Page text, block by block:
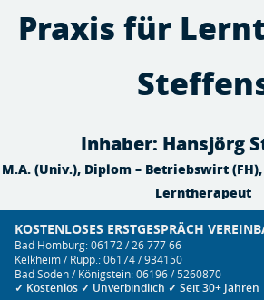
Inhalt
KOSTENLOSES ERSTGESPRÄCH
Bad Homburg: 06172 / 26 777 66
Kelkheim / Rupp.: 06174 / 934150
Bad Soden / Königstein: 06196 / 5260870
✓ Kostenlos ✓ Unverbindlich ✓ Seit 30+ Jahren
Praxis für
Inhaber: Hansjörg
M.A. (Univ.), Diplom – Betriebswirt
Lerntherapeut